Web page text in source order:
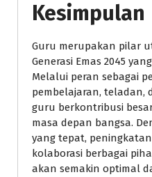
Kesimpulan
Guru merupakan pilar
Generasi Emas 2045
Melalui peran sebagai
pembelajaran, teladan,
guru berkontribusi
masa depan bangsa.
yang tepat,
kolaborasi berbagai
akan semakin optimal